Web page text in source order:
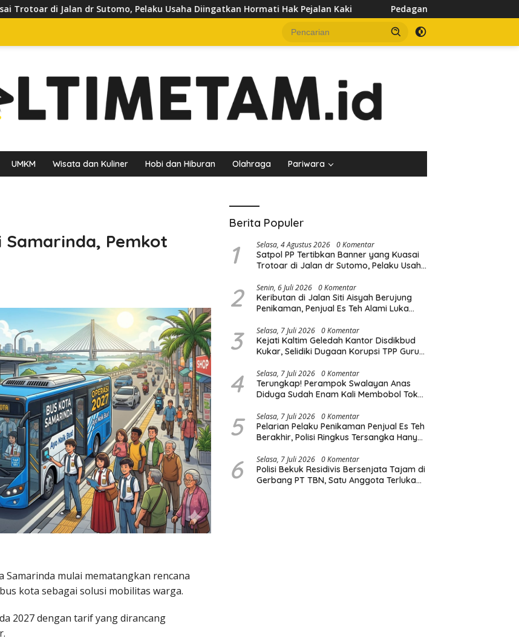
Pelaku Usaha Diingatkan Hormati Hak Pejalan Kaki Pedagang Keluhkan Sepinya Pasar Pagi Samarinda,
UMKM Wisata dan Kuliner Hobi dan Hiburan Olahraga Pariwara
Samarinda, Pemkot
Samarinda mulai mematangkan rencana
kota sebagai solusi mobilitas warga.
2027 dengan tarif yang dirancang
Berita Populer
1 Selasa, 4 Agustus 2026 0 Komentar
Satpol PP Tertibkan Banner yang Kuasai
Trotoar di Jalan dr Sutomo, Pelaku Usaha
2 Senin, 6 Juli 2026 0 Komentar
Keributan di Jalan Siti Aisyah Berujung
Penikaman, Penjual Es Teh Alami Luka
3 Selasa, 7 Juli 2026 0 Komentar
Kejati Kaltim Geledah Kantor Disdikbud
Kukar, Selidiki Dugaan Korupsi TPP Guru
4 Selasa, 7 Juli 2026 0 Komentar
Terungkap! Perampok Swalayan Anas
Diduga Sudah Enam Kali Membobol Toko
5 Selasa, 7 Juli 2026 0 Komentar
Pelarian Pelaku Penikaman Penjual Es Teh
Berakhir, Polisi Ringkus Tersangka Hanya
6 Selasa, 7 Juli 2026 0 Komentar
Polisi Bekuk Residivis Bersenjata Tajam di
Gerbang PT TBN, Satu Anggota Terluka